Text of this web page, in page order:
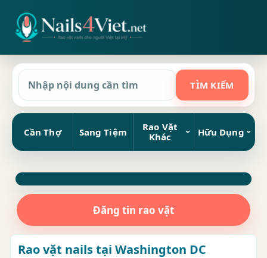
Cần Thợ Sang Tiệm
Rao Vặt
Khác
Hữu Dụng
Đăng tin rao vặt
Rao vặt nails tại Washington DC